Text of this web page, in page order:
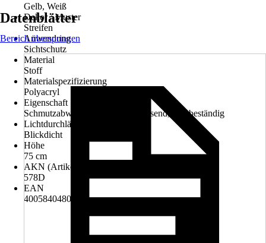
Gelb, Weiß
Dekor / Muster
Streifen
Anwendung
Sichtschutz
Material
Stoff
Materialspezifizierung
Polyacryl
Eigenschaft
Schmutzabweisend, Wasserabweisend, UV-beständig
Lichtdurchlässigkeit
Blickdicht
Höhe
75 cm
AKN (Artikelkurznummer)
578D
EAN
4005840480209
Datenblätter
Bereich überspringen